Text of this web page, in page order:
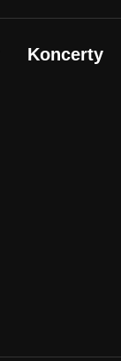
Koncerty